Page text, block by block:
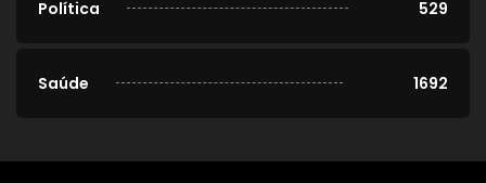
Política 529
Saúde 1692